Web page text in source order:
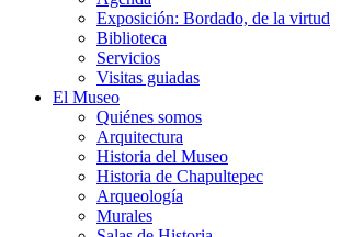
Exposición: Bordado, de la virtud
Biblioteca
Servicios
Visitas guiadas
El Museo
Quiénes somos
Arquitectura
Historia del Museo
Historia de Chapultepec
Arqueología
Murales